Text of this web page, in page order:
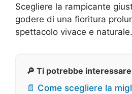
Scegliere la rampicante
godere di una fioritura
spettacolo vivace e naturale.
🔎 Ti potrebbe
📄 Come scegliere la